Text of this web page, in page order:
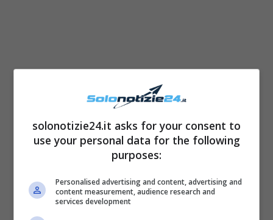
Oggi Vanessa apparemolto diversa dai tempi
della sua partecipazione al noto dating show
di Maria de Filippi.
solonotizie24.it asks for your consent to
use your personal data for the following
purposes:
Personalised advertising and content, advertising and
content measurement, audience research and
services development